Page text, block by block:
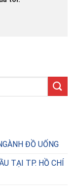
ĐỒ UỐNG
TẠI TP. HỒ CHÍ